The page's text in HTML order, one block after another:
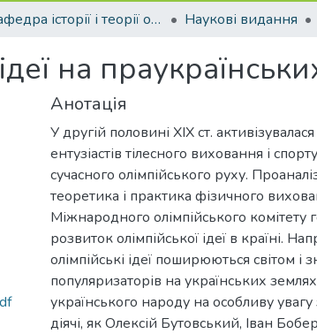
Кафедра історії і теорії олімпійського спорту Наукові видання
на
Анотація
У другій половині ХІХ ст.
ентузіастів тілесного виховання і
сучасного олімпійського руху.
теоретика і практика фізичного
Міжнародного олімпійського комітету
розвиток олімпійської ідеї в країні.
олімпійські ідеї поширюються світом і
популяризаторів на українських
українського народу на особливу увагу
діячі, як Олексій Бутовський, Іван